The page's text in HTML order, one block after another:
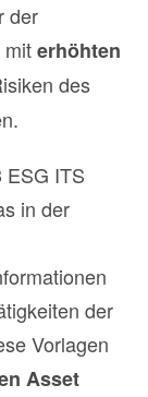
der
miterhöhten
des
ESG ITS
in der
der
Vorlagen
Asset